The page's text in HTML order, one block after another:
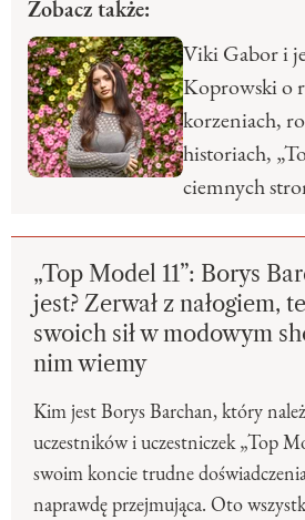
Zobacz także:
Viki Gabor i
Koprowski o
korzeniach,
historiach,
ciemnych
„Top Model 11”: Borys
jest? Zerwał z nałogiem,
swoich sił w modowym
nim wiemy
Kim jest Borys Barchan, który
uczestników i uczestniczek „Top
swoim koncie trudne
naprawdę przejmująca. Oto